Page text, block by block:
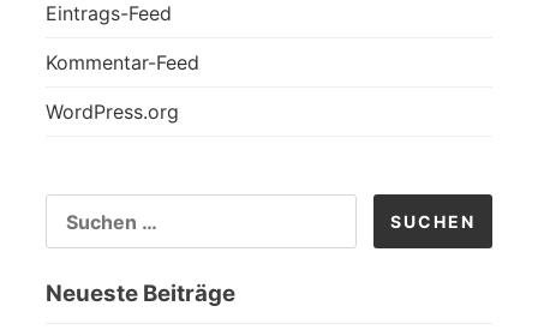
Eintrags-Feed
Kommentar-Feed
WordPress.org
NACH:
Neueste Beiträge